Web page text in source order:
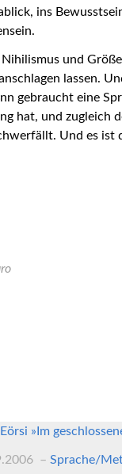
ins
und
lassen.
gebraucht eine
hat, und zugleich
Und es ist
Sprache/